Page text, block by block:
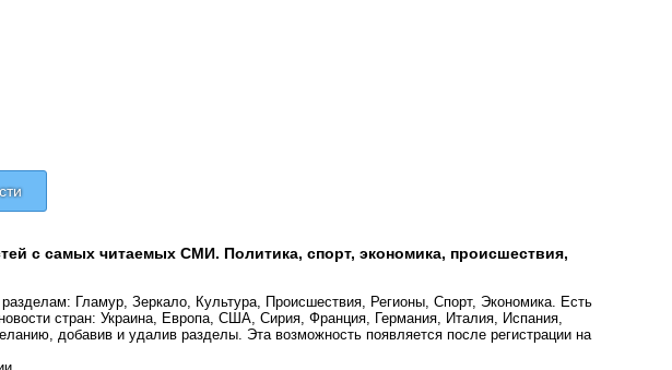
с самых читаемых СМИ. Политика, спорт, экономика, происшествия,
Гламур, Зеркало, Культура, Происшествия, Регионы, Спорт, Экономика. Есть
стран: Украина, Европа, США, Сирия, Франция, Германия, Италия, Испания,
добавив и удалив разделы. Эта возможность появляется после регистрации на